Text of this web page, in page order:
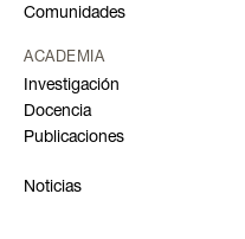
Comunidades
ACADEMIA
Investigación
Docencia
Publicaciones
Noticias